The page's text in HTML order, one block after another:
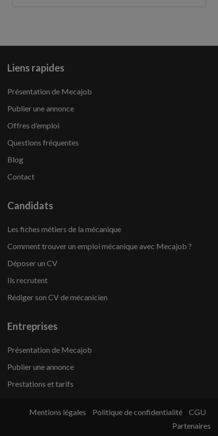
Liens rapides
Présentation de Mecajob
Publier une annonce
Offres d’emploi
Questions fréquentes
Blog
Contact
Candidats
Les fiches métiers de la mécanique
Comment trouver un emploi mécanique avec Mecajob ?
Déposer un CV
Ils recrutent
Rédiger son CV de mécanicien
Entreprises
Présentation de Mecajob
Publier une annonce
Prestations et tarifs
Mentions légales Politique de confidentialité
CGU
Partenaires